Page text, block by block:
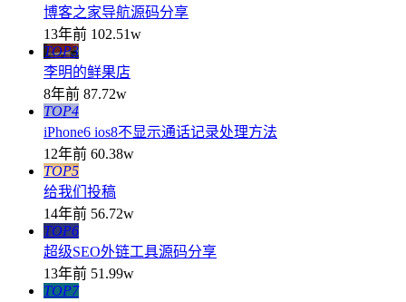
博客之家导航源码分享
13年前 102.51w
TOP3
李明的鲜果店
8年前 87.72w
TOP4
iPhone6 ios8不显示通话记录处理方法
12年前 60.38w
TOP5
给我们投稿
14年前 56.72w
TOP6
超级SEO外链工具源码分享
13年前 51.99w
TOP7